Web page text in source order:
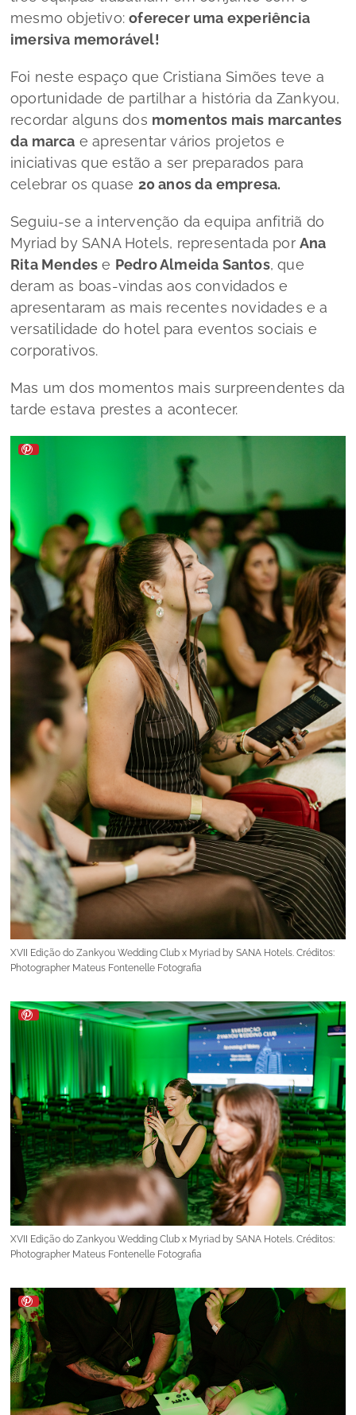
mesmo objetivo:oferecer uma experiência
imersiva memorável!
Foi neste espaço que Cristiana Simões teve a
oportunidade de partilhar a história da Zankyou,
recordar alguns dos momentos mais marcantes
da marca e apresentar vários projetos e
iniciativas que estão a ser preparados para
celebrar os quase 20 anos da empresa.
Seguiu-se a intervenção da equipa anfitriã do
Myriad by SANA Hotels, representada porAna
Rita Mendes e Pedro Almeida Santos, que
deram as boas-vindas aos convidados e
apresentaram as mais recentes novidades e a
versatilidade do hotel para eventos sociais e
corporativos.
Mas um dos momentos mais surpreendentes da
tarde estava prestes a acontecer.
XVII Edição do Zankyou Wedding Club x Myriad by SANA Hotels. Créditos:
Photographer Mateus Fontenelle Fotografia
XVII Edição do Zankyou Wedding Club x Myriad by SANA Hotels. Créditos:
Photographer Mateus Fontenelle Fotografia